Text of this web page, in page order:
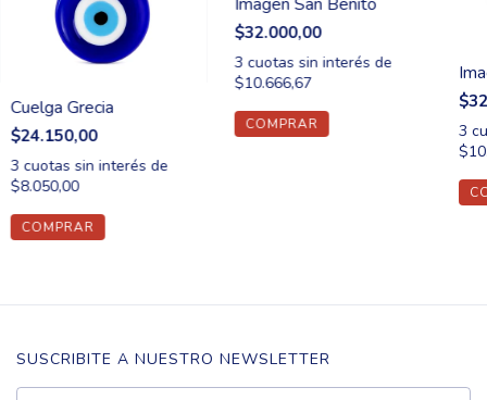
Cuelga Grecia
$24.150,00
3 cuotas sin interés de
$8.050,00
$32.000,00
3 cuotas sin interés de
$10.666,67
3
SUSCRIBITE A NUESTRO NEWSLETTER